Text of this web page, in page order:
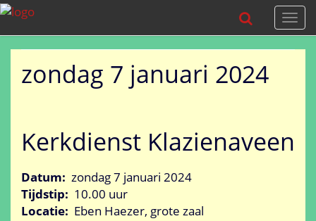
zondag 7 januari 2024
Kerkdienst Klazienaveen
Datum: zondag 7 januari 2024
Tijdstip: 10.00 uur
Locatie: Eben Haezer, grote zaal